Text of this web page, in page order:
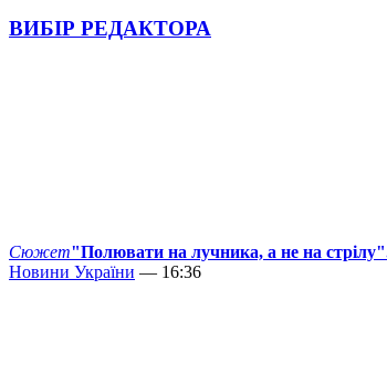
ВИБІР РЕДАКТОРА
Сюжет"Полювати на лучника, а не на
Новини України — 16:36